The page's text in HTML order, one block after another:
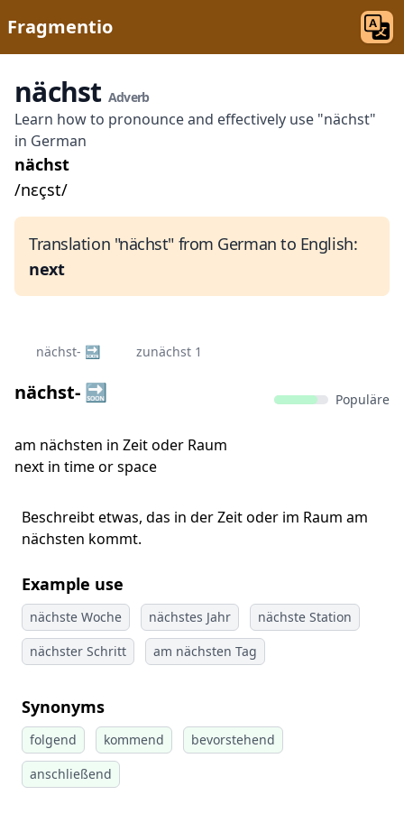
Fragmentio
nächst Adverb
Learn how to pronounce and effectively use "nächst"
in German
nächst
/nɛçst/
Translation "nächst" from German to English:
next
nächst- 🔜 zunächst 1️
nächst- 🔜 Populäre
am nächsten in Zeit oder Raum
next in time or space
Beschreibt etwas, das in der Zeit oder im Raum am
nächsten kommt.
Example use
nächste Woche nächstes Jahr
nächste Station
nächster Schritt
am nächsten Tag
Synonyms
folgend kommend
bevorstehend
anschließend